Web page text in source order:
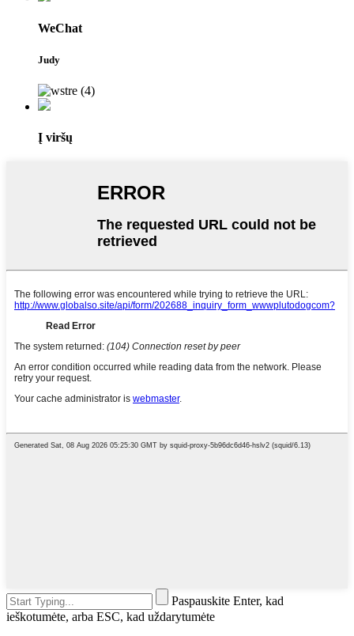
WeChat
Judy
Į viršų
Paspauskite Enter, kad
ieškotumėte, arba ESC, kad uždarytumėte